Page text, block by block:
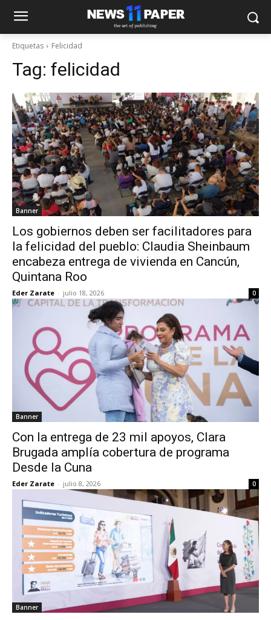
Etiquetas Felicidad
Tag: felicidad
Banner
Los gobiernos deben ser facilitadores para
la felicidad del pueblo: Claudia Sheinbaum
encabeza entrega de vivienda en Cancún,
Quintana Roo
Eder Zarate - julio 18, 2026 0
Banner
Con la entrega de 23 mil apoyos, Clara
Brugada amplía cobertura de programa
Desde la Cuna
Eder Zarate - julio 8, 2026 0
Banner